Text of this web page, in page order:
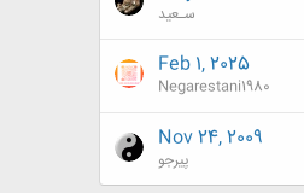
سـعید
Feb 1, 2025
Negarestani1980
Nov 24, 2009
پیرجو